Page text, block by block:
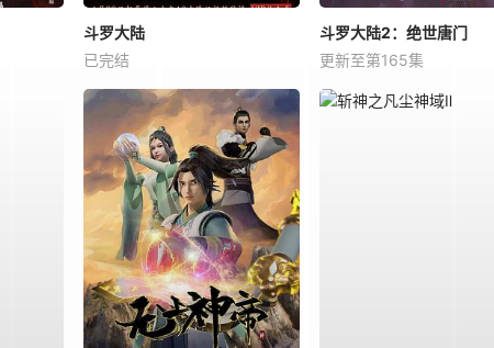
斗罗大陆
已完结
斗罗大陆2：绝世唐门
更新至第165集